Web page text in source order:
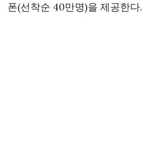
폰(선착순 40만명)을 제공한다.